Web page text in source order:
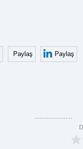
Paylaş Paylaş